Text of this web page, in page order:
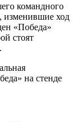
командного
изменившие ход
«Победа»
стоят
на стенде